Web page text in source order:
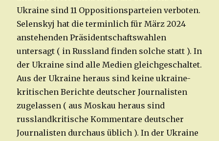
Ukraine sind 11 Oppositionsparteien verboten.
Selenskyj hat die terminlich für März 2024
anstehenden Präsidentschaftswahlen
untersagt ( in Russland finden solche statt ). In
der Ukraine sind alle Medien gleichgeschaltet.
Aus der Ukraine heraus sind keine ukraine-
kritischen Berichte deutscher Journalisten
zugelassen ( aus Moskau heraus sind
russlandkritische Kommentare deutscher
Journalisten durchaus üblich ). In der Ukraine